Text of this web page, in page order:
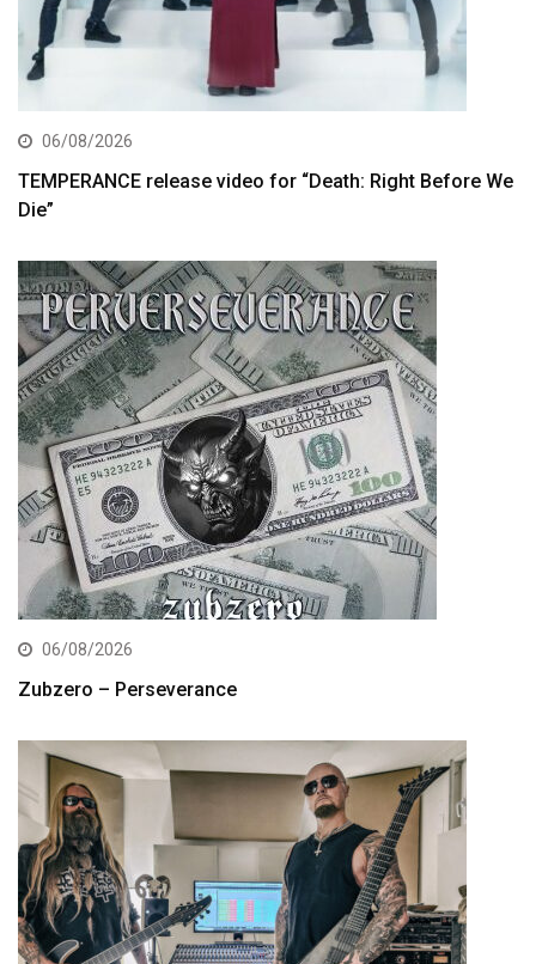
06/08/2026
TEMPERANCE release video for “Death: Right Before We
Die”
06/08/2026
Zubzero – Perseverance